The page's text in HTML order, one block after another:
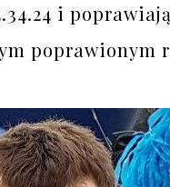
i
poprawionym